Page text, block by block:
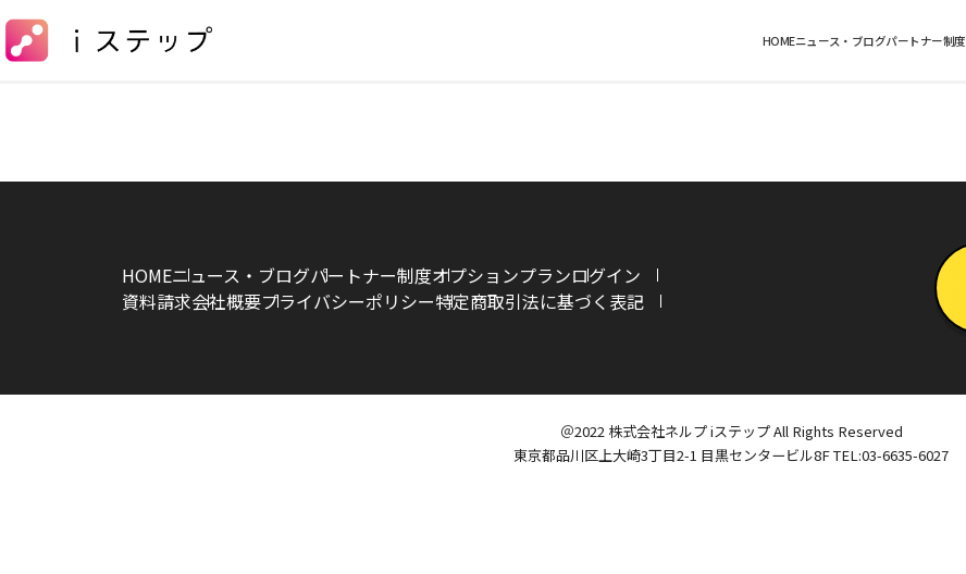
HOMEニュース・ブログパートナー制度
HOMEニュース・ブログパートナー制度オプションプランログイン
資料請求会社概要プライバシーポリシー特定商取引法に基づく表記
＠2022 株式会社ネルプ iステップ All Rights Reserved
東京都品川区上大崎3丁目2-1 目黒センタービル8FTEL:03-6635-6027